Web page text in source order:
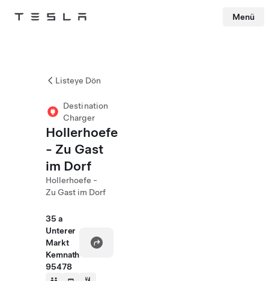
Tesla Menü
Listeye Dön
Destination
Charger
Hollerhoefe
- Zu Gast
im Dorf
Hollerhoefe -
Zu Gast im Dorf
35 a
Unterer
Markt
Kemnath
95478